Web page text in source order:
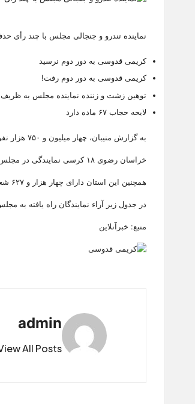
نماینده تندرو و جنجالی مجلس با چند رأی
کریمى قدوسى به دور دوم نرسید
کریمی قدوسی به دور دوم رفت!
توهین زشت و زننده نماینده مجلس به ظریف
لایحه حجاب ۶۷ ماده دارد
به گزارش منیبان، چهار میلیون و ۷۵۰ هزار نفر در خراسان رضوی واجد شرایط رای دادن بودند که از این تعداد، ۲ میلیون و ۴۰۰ هزار نفر مربوط به حوزه انتخابیه مشهد و کلات هستند.
خراسان رضوی ۱۸ کرسی نمایندگی در مجلس شورای اسلامی و ۶ نماینده در مجلس خبرگان رهبری دارد که برای مجلس شورای اسلامی ۸۱۵ نفر و برای مجلس خبرگان رهبری هشت نامزد در عرصه رقابت حضور داشتند.
همچنین این استان دارای چهار هزار و ۶۲۷ شعبه اخذ رای بود و در مجموع ۸۰ هزار نفر مدیریت و نظارت بر این انتخابات در این شعب را بر عهده داشتند.
در جدول زیر آراء نمایندگان راه یافته به
منبع: خبرآنلاین
admin
All Posts